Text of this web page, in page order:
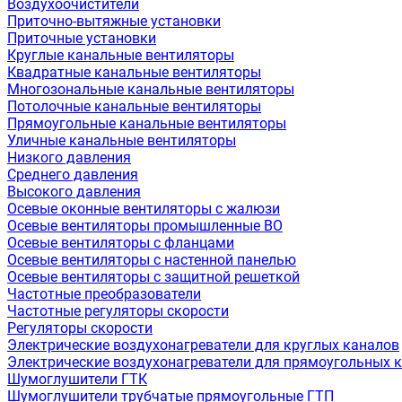
Воздухоочистители
Приточно-вытяжные установки
Приточные установки
Круглые канальные вентиляторы
Квадратные канальные вентиляторы
Многозональные канальные вентиляторы
Потолочные канальные вентиляторы
Прямоугольные канальные вентиляторы
Уличные канальные вентиляторы
Низкого давления
Среднего давления
Высокого давления
Осевые оконные вентиляторы с жалюзи
Осевые вентиляторы промышленные ВО
Осевые вентиляторы с фланцами
Осевые вентиляторы с настенной панелью
Осевые вентиляторы с защитной решеткой
Частотные преобразователи
Частотные регуляторы скорости
Регуляторы скорости
Электрические воздухонагреватели для круглых каналов
Электрические воздухонагреватели для прямоугольных
Шумоглушители ГТК
Шумоглушители трубчатые прямоугольные ГТП